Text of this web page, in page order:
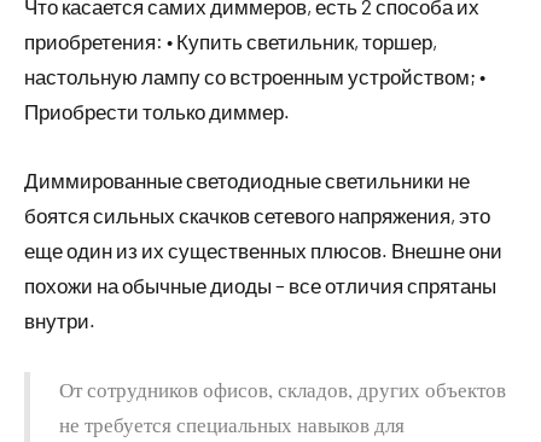
Что касается самих диммеров, есть 2 способа их
приобретения: • Купить светильник, торшер,
настольную лампу со встроенным устройством; •
Приобрести только диммер.
Диммированные светодиодные светильники не
боятся сильных скачков сетевого напряжения, это
еще один из их существенных плюсов. Внешне они
похожи на обычные диоды – все отличия спрятаны
внутри.
От сотрудников офисов, складов, других объектов
не требуется специальных навыков для